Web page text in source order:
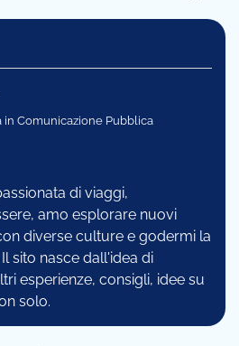
in Comunicazione Pubblica
di viaggi,
amo esplorare nuovi
diverse culture e godermi la
sito nasce dall'idea di
esperienze, consigli, idee su
solo.